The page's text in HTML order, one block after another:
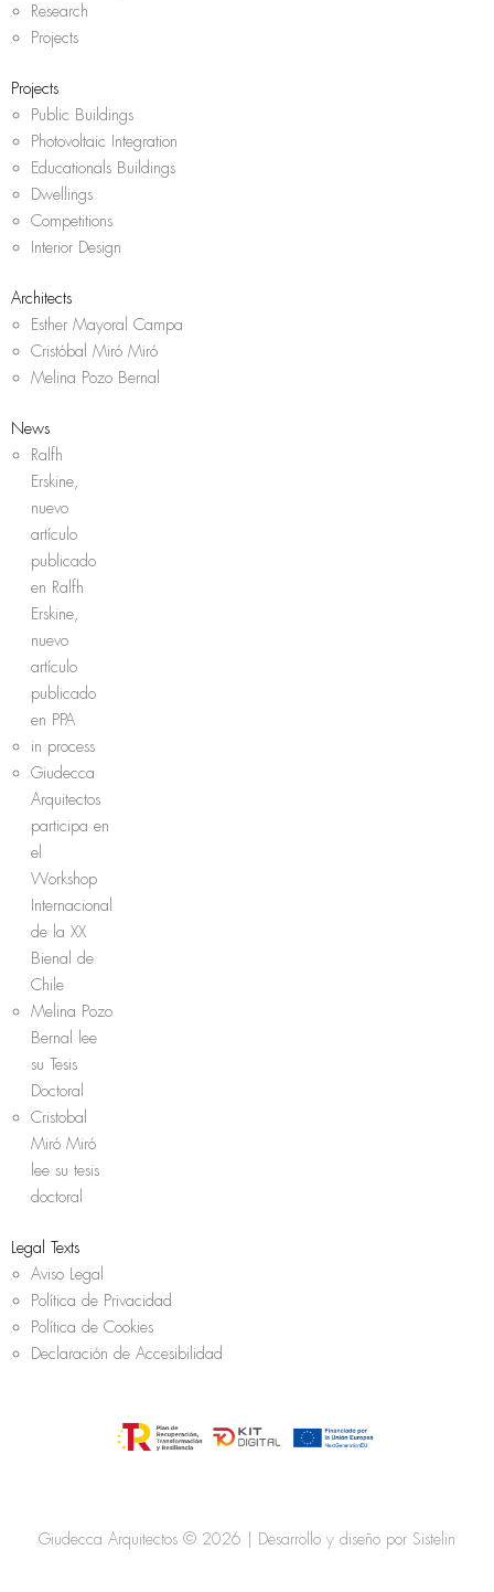
Research
Projects
Projects
Public Buildings
Photovoltaic Integration
Educationals Buildings
Dwellings
Competitions
Interior Design
Architects
Esther Mayoral Campa
Cristóbal Miró Miró
Melina Pozo Bernal
News
Ralfh
Erskine,
nuevo
artículo
publicado
en Ralfh
Erskine,
nuevo
artículo
publicado
en PPA
in process
Giudecca
Arquitectos
participa en
el
Workshop
Internacional
de la XX
Bienal de
Chile
Melina Pozo
Bernal lee
su Tesis
Doctoral
Cristobal
Miró Miró
lee su tesis
doctoral
Legal Texts
Aviso Legal
Política de Privacidad
Política de Cookies
Declaración de Accesibilidad
Giudecca Arquitectos © 2026 | Desarrollo y diseño por Sistelin